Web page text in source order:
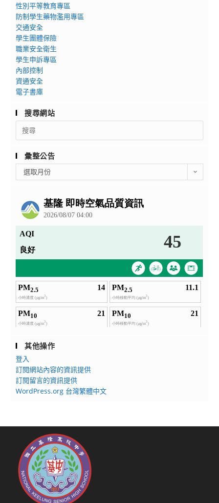
性別平等教育專區
防制學生藥物濫用專區
交通安全
學生團體保險
職業安全衛生
學生申訴專區
內部控制
資通安全
電子書庫
搜尋網站
Search
for:
彙整公告
整
選取月份
其他操作
登入
訂閱網站內容的資訊提供
訂閱留言的資訊提供
WordPress.org 台灣繁體中文